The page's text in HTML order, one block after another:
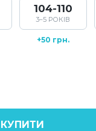
104-110
3–5 РОКІВ
+50 грн.
КУПИТИ